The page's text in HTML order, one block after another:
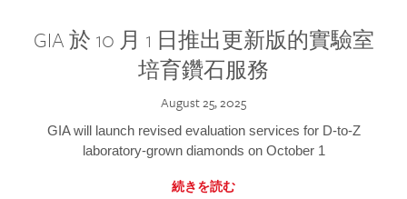
GIA 於 10 月 1 日推出更新版的實驗室
培育鑽石服務
August 25, 2025
GIA will launch revised evaluation services for D-to-Z
laboratory-grown diamonds on October 1
続きを読む